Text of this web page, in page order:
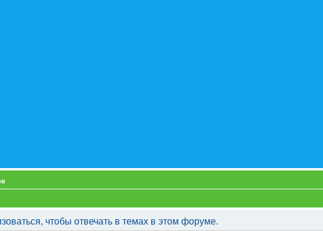
чтобы отвечать в темах в этом форуме.